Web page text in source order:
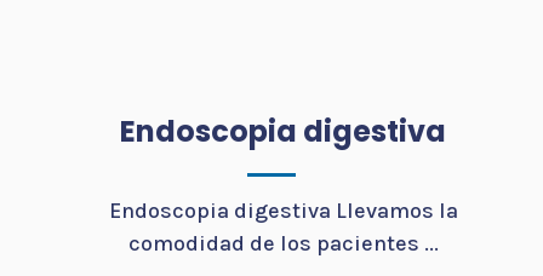
Endoscopia digestiva
Endoscopia digestiva Llevamos la
comodidad de los pacientes ...